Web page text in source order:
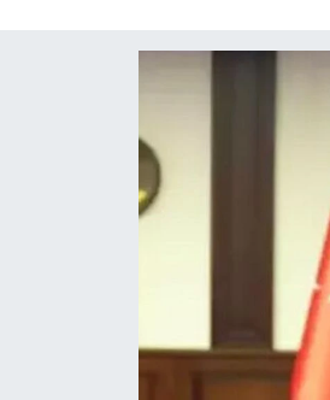
EĞİTİM
EKONOMİ
En çok konuşulanlar